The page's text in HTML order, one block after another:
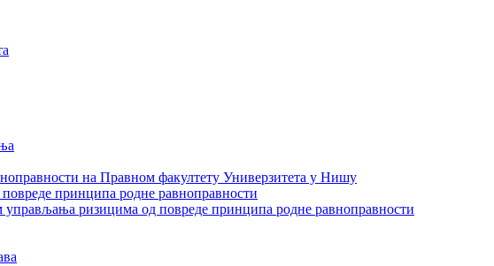
на Правном факултету Универзитета у Нишу
принципа родне равноправности
ризицима од повреде принципа родне равноправности